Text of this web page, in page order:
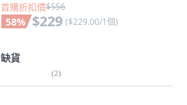
首購折扣價$556
58% $229 ($229.00/1個)
缺貨
(2)